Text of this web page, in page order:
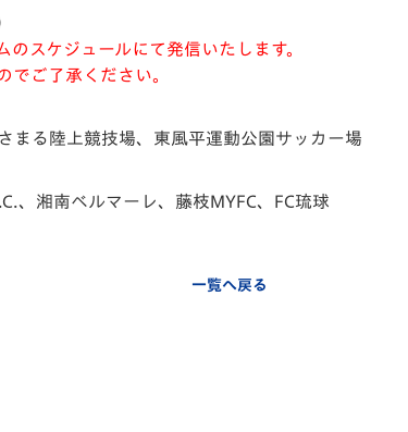
スケジュールにて発信いたします。
ご了承ください。
まる陸上競技場、東⾵平運動公園サッカー場
、湘南ベルマーレ、藤枝MYFC、FC琉球
一覧へ戻る